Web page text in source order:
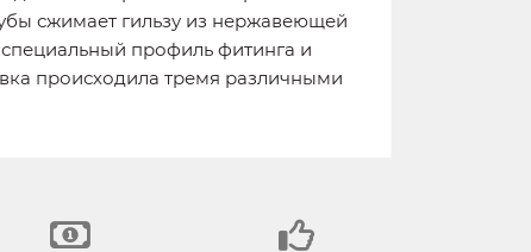
сжимает гильзу из нержавеющей
профиль фитинга и
происходила тремя различными